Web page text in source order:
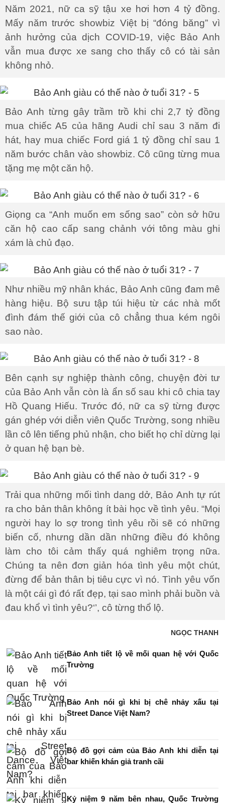
Năm 2021, nữ ca sỹ tậu xe hơi hơn 4 tỷ đồng.
Mấy năm trước showbiz Việt bị “đóng băng” vì
ảnh hưởng của dịch COVID-19, việc Bảo Anh
vẫn mua được xe sang cho thấy cô có tài sản
không nhỏ.
Bảo Anh từng gây trầm trồ khi chi 2,7 tỷ đồng
mua chiếc A5 của hãng Audi chỉ sau 3 năm đi
hát, hay mua chiếc Ford giá 1 tỷ đồng chỉ sau 1
năm bước chân vào showbiz. Cô cũng từng mua
tặng mẹ một căn hộ.
Giọng ca “Anh muốn em sống sao” còn sở hữu
căn hộ cao cấp sang chảnh với tông màu ghi
xám là chủ đạo.
Như nhiều mỹ nhân khác, Bảo Anh cũng đam mê
hàng hiệu. Bộ sưu tập túi hiệu từ các nhà mốt
đình đám thế giới của cô chẳng thua kém ngôi
sao nào.
Bên cạnh sự nghiệp thành công, chuyện đời tư
của Bảo Anh vẫn còn là ẩn số sau khi cô chia tay
Hồ Quang Hiếu. Trước đó, nữ ca sỹ từng được
gán ghép với diễn viên Quốc Trường, song nhiều
lần cô lên tiếng phủ nhận, cho biết họ chỉ dừng lại
ở quan hệ bạn bè.
Trải qua những mối tình dang dở, Bảo Anh tự rút
ra cho bản thân không ít bài học về tình yêu. “Mọi
người hay lo sợ trong tình yêu rồi sẽ có những
biến cố, nhưng dần dần những điều đó không
làm cho tôi cảm thấy quá nghiêm trọng nữa.
Chúng ta nên đơn giản hóa tình yêu một chút,
đừng để bản thân bị tiêu cực vì nó. Tình yêu vốn
là một cái gì đó rất đẹp, tại sao mình phải buồn và
đau khổ vì tình yêu?‘’, cô từng thổ lộ.
NGỌC THANH
Bảo Anh tiết lộ về mối quan hệ với Quốc
Trường
Bảo Anh nói gì khi bị chê nhảy xấu tại
Street Dance Việt Nam?
Bộ đồ gợi cảm của Bảo Anh khi diễn tại
bar khiến khán giả tranh cãi
Kỷ niệm 9 năm bên nhau, Quốc Trường